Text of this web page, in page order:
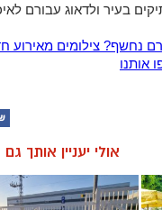
בעיר ולדאוג עבורם
נחשף? צילומים מאירוע
אותנו
אולי יעניין אותך גם